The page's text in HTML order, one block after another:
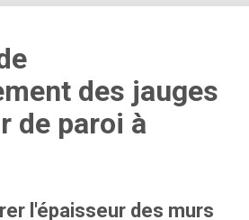
des jauges
de paroi à
l'épaisseur des murs